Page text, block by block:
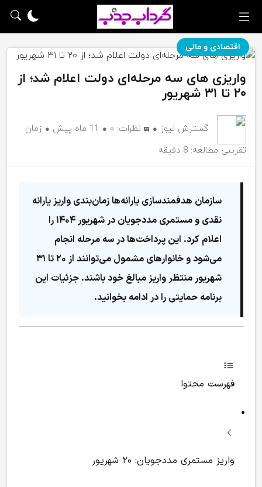
اقتصادی و مالی
واریزی‌ های سه‌ مرحله‌ای دولت اعلام شد؛ از
۲۰ تا ۳۱ شهریور
گسترش نیوز نظرات: ۰ 11 ماه پیش
زمان
تقریبی مطالعه: 8 دقیقه
سازمان هدفمندسازی یارانه‌ها زمان‌بندی واریز یارانه
نقدی و مستمری مددجویان در شهریور ۱۴۰۴ را
اعلام کرد. این پرداخت‌ها در سه مرحله انجام
می‌شود و خانوارهای مشمول می‌توانند از ۲۰ تا ۳۱
شهریور منتظر واریز مبالغ خود باشند. جزئیات این
برنامه حمایتی را در ادامه بخوانید.
فهرست محتوا
واریز مستمری مددجویان: ۲۰ شهریور